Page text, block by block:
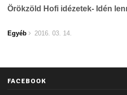
Örökzöld Hofi idézetek- Idén
Egyéb 2016. 03. 14.
FACEBOOK